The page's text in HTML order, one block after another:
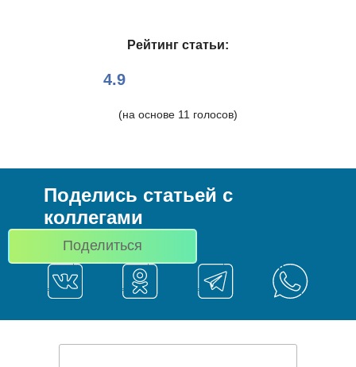
Рейтинг статьи:
4.9
(на основе 11 голосов)
Поделись статьей с
коллегами
Поделиться